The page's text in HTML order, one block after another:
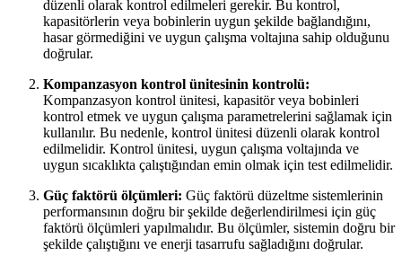
düzenli olarak kontrol edilmeleri gerekir. Bu kontrol,
kapasitörlerin veya bobinlerin uygun şekilde bağlandığını,
hasar görmediğini ve uygun çalışma voltajına sahip olduğunu
doğrular.
Kompanzasyon kontrol ünitesinin kontrolü:
Kompanzasyon kontrol ünitesi, kapasitör veya bobinleri
kontrol etmek ve uygun çalışma parametrelerini sağlamak için
kullanılır. Bu nedenle, kontrol ünitesi düzenli olarak kontrol
edilmelidir. Kontrol ünitesi, uygun çalışma voltajında ve
uygun sıcaklıkta çalıştığından emin olmak için test edilmelidir.
Güç faktörü ölçümleri: Güç faktörü düzeltme sistemlerinin
performansının doğru bir şekilde değerlendirilmesi için güç
faktörü ölçümleri yapılmalıdır. Bu ölçümler, sistemin doğru bir
şekilde çalıştığını ve enerji tasarrufu sağladığını doğrular.